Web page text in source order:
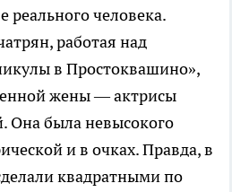
реального человека.
работая над
в Простоквашино»,
жены — актрисы
Она была невысокого
и в очках. Правда, в
квадратными по